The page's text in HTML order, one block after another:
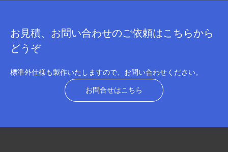
お見積、お問い合わせのご依頼はこちらから
どうぞ
標準外仕様も製作いたしますので、お問い合わせください。
お問合せはこちら